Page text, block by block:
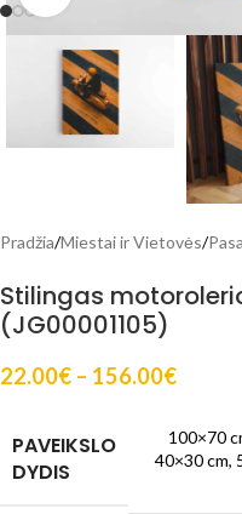
Pradžia/Miestai ir Vietovės/
Stilingas
(JG00001105)
22.00€ – 156.00€
PAVEIKSLO
DYDIS
100×70
40×30 cm,